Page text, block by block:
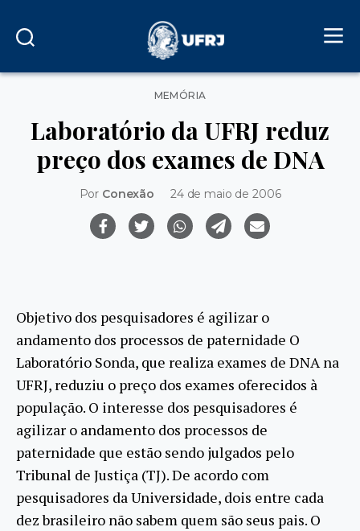
Categorias
MEMÓRIA
Laboratório da UFRJ reduz
preço dos exames de DNA
Por Conexão 24 de maio de 2006
Objetivo dos pesquisadores é agilizar o
andamento dos processos de paternidade O
Laboratório Sonda, que realiza exames de DNA na
UFRJ, reduziu o preço dos exames oferecidos à
população. O interesse dos pesquisadores é
agilizar o andamento dos processos de
paternidade que estão sendo julgados pelo
Tribunal de Justiça (TJ). De acordo com
pesquisadores da Universidade, dois entre cada
dez brasileiro não sabem quem são seus pais. O